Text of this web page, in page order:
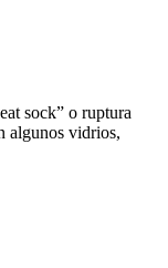
sock” o ruptura
algunos vidrios,